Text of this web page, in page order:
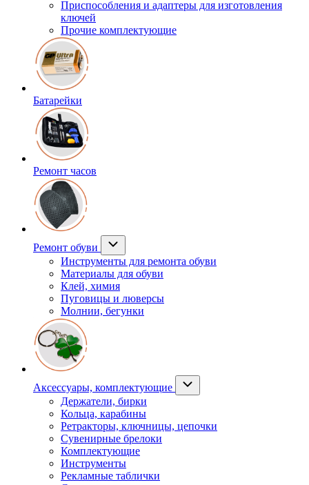
Приспособления и адаптеры для изготовления
ключей
Прочие комплектующие
Батарейки
Ремонт часов
Ремонт обуви
Инструменты для ремонта обуви
Материалы для обуви
Клей, химия
Пуговицы и люверсы
Молнии, бегунки
Аксессуары, комплектующие
Держатели, бирки
Кольца, карабины
Ретракторы, ключницы, цепочки
Сувенирные брелоки
Комплектующие
Инструменты
Рекламные таблички